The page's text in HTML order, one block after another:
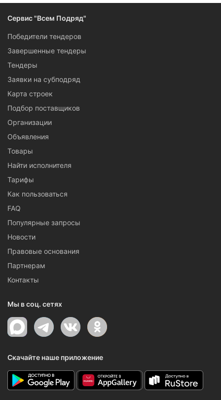
Сервис "Всем Подряд"
Победители тендеров
Завершенные тендеры
Тендеры
Заявки на субподряд
Карта строек
Подбор поставщиков
Организации
Объявления
Товары
Найти исполнителя
Тарифы
Как пользоваться
FAQ
Популярные запросы
Новости
Правовые основания
Партнерам
Контакты
Мы в соц. сетях
Скачайте наше приложение